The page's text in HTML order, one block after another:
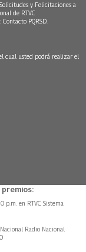
y Felicitaciones a
de RTVC
Contacto PQRSD.
cual usted podrá realizar el
p.m. en RTVC Sistema
Radio Nacional